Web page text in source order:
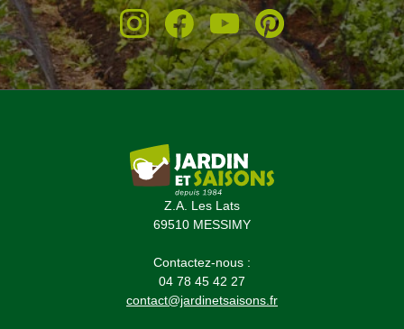
Z.A. Les Lats
69510 MESSIMY
Contactez-nous :
04 78 45 42 27
contact@jardinetsaisons.fr